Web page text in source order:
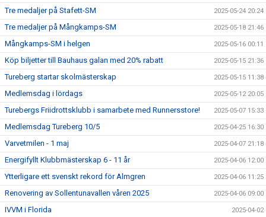
Tre medaljer på Stafett-SM 2025-05-24 20:24
Tre medaljer på Mångkamps-SM 2025-05-18 21:46
Mångkamps-SM i helgen 2025-05-16 00:11
Köp biljetter till Bauhaus galan med 20% rabatt 2025-05-15 21:36
Tureberg startar skolmästerskap 2025-05-15 11:38
Medlemsdag i lördags 2025-05-12 20:05
Turebergs Friidrottsklubb i samarbete med Runnersstore! 2025-05-07 15:33
Medlemsdag Tureberg 10/5 2025-04-25 16:30
Varvetmilen - 1 maj 2025-04-07 21:18
Energifyllt Klubbmästerskap 6 - 11 år 2025-04-06 12:00
Ytterligare ett svenskt rekord för Almgren 2025-04-06 11:25
Renovering av Sollentunavallen våren 2025 2025-04-06 09:00
IVVM i Florida 2025-04-02